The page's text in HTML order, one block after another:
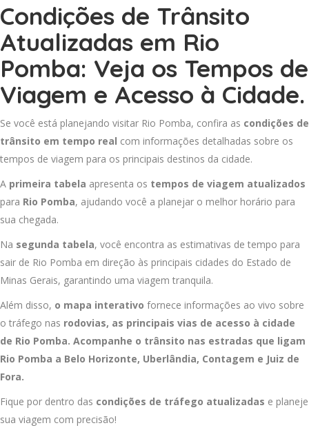
Condições de Trânsito
Atualizadas em Rio
Pomba: Veja os Tempos de
Viagem e Acesso à Cidade.
Se você está planejando visitar Rio Pomba, confira as condições de
trânsito em tempo real com informações detalhadas sobre os
tempos de viagem para os principais destinos da cidade.
A primeira tabela apresenta os tempos de viagem atualizados
para Rio Pomba, ajudando você a planejar o melhor horário para
sua chegada.
Na segunda tabela, você encontra as estimativas de tempo para
sair de Rio Pomba em direção às principais cidades do Estado de
Minas Gerais, garantindo uma viagem tranquila.
Além disso, o mapa interativo fornece informações ao vivo sobre
o tráfego nas rodovias, as principais vias de acesso à cidade
de Rio Pomba. Acompanhe o trânsito nas estradas que ligam
Rio Pomba a Belo Horizonte, Uberlândia, Contagem e Juiz de
Fora.
Fique por dentro das condições de tráfego atualizadas e planeje
sua viagem com precisão!